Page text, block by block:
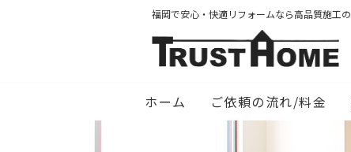
福岡で安心・快適リフォームなら高品質施工
ホーム ご依頼の流れ/料金